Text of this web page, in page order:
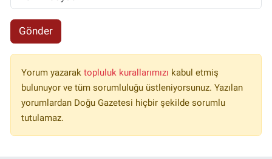
Gönder
Yorum yazarak topluluk kurallarımızı kabul etmiş
bulunuyor ve tüm sorumluluğu üstleniyorsunuz. Yazılan
yorumlardan Doğu Gazetesi hiçbir şekilde sorumlu
tutulamaz.